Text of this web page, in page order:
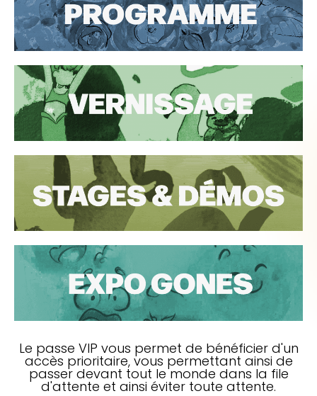
Le passe VIP vous permet de bénéficier d'un
accès prioritaire, vous permettant ainsi de
passer devant tout le monde dans la file
d'attente et ainsi éviter toute attente.